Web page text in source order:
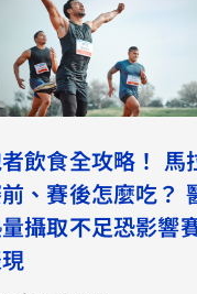
飲食全攻略！ 馬
、賽後怎麼吃？
攝取不足恐影響